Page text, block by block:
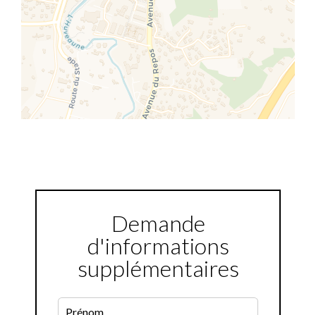
Demande
d'informations
supplémentaires